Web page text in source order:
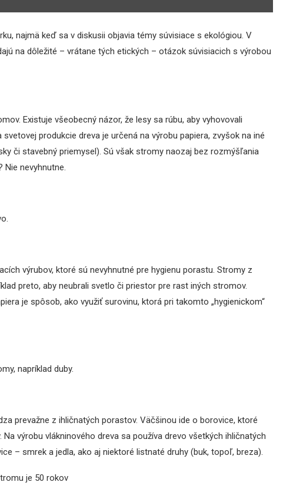
najmä keď sa v diskusii objavia témy súvisiace s ekológiou. V
na dôležité – vrátane tých etických – otázok súvisiacich s výrobou
Existuje všeobecný názor, že lesy sa rúbu, aby vyhovovali
produkcie dreva je určená na výrobu papiera, zvyšok na iné
či stavebný priemysel). Sú však stromy naozaj bez rozmýšľania
Nie nevyhnutne.
výrubov, ktoré sú nevyhnutné pre hygienu porastu. Stromy z
preto, aby neubrali svetlo či priestor pre rast iných stromov.
je spôsob, ako využiť surovinu, ktorá pri takomto „hygienickom“
napríklad duby.
prevažne z ihličnatých porastov. Väčšinou ide o borovice, ktoré
výrobu vlákninového dreva sa používa drevo všetkých ihličnatých
– smrek a jedla, ako aj niektoré listnaté druhy (buk, topoľ, breza).
je 50 rokov